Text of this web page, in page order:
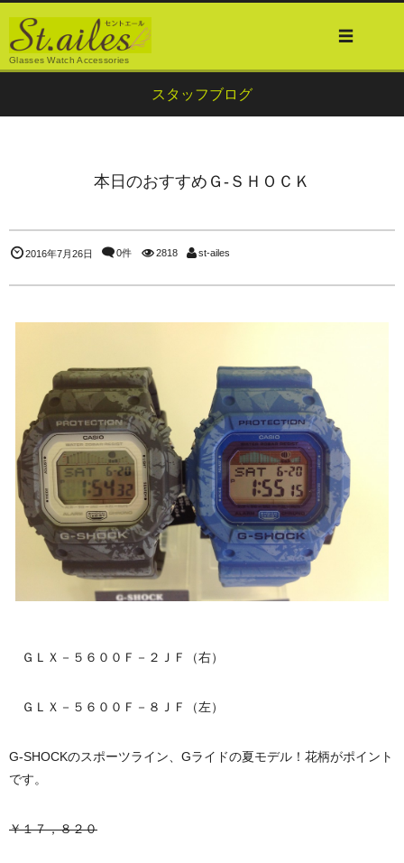
Glasses Watch Accessories
スタッフブログ
本日のおすすめＧ-ＳＨＯＣＫ
2016年7月26日 0件 2818 st-ailes
ＧＬＸ－５６００Ｆ－２ＪＦ（右）
ＧＬＸ－５６００Ｆ－８ＪＦ（左）
G-SHOCKのスポーツライン、Gライドの夏モデル！花柄がポイント
です。
￥１７，８２０